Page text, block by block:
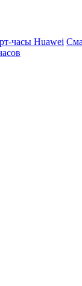
часы Huawei